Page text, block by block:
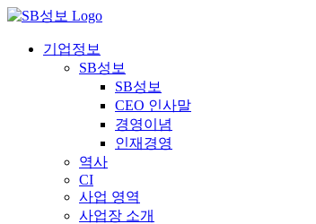
콘
기업정보
SB성보
SB성보
CEO 인사말
경영이념
인재경영
역사
CI
사업 영역
사업장 소개